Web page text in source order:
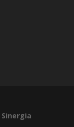
Sinergia